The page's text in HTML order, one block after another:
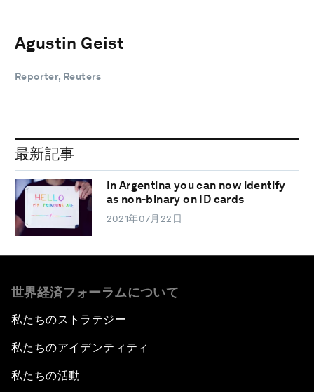
Agustin Geist
Reporter, Reuters
最新記事
In Argentina you can now identify
as non-binary on ID cards
2021年07月22日
世界経済フォーラムについて
私たちのストラテジー
私たちのアイデンティティ
私たちの活動